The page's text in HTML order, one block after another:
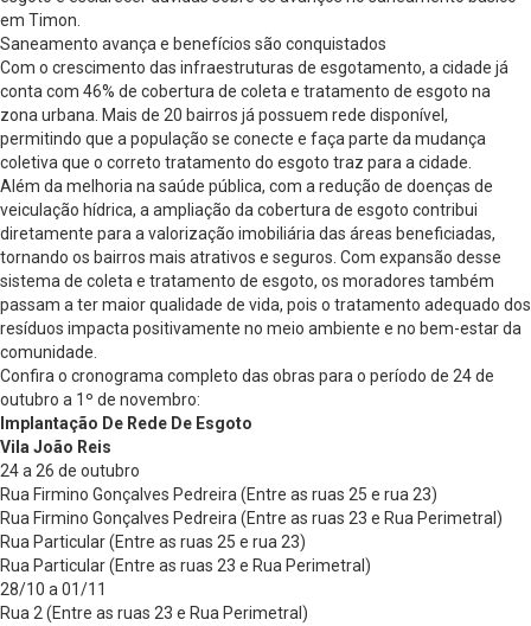
em Timon.
Saneamento avança e benefícios são conquistados
Com o crescimento das infraestruturas de esgotamento, a cidade já
conta com 46% de cobertura de coleta e tratamento de esgoto na
zona urbana. Mais de 20 bairros já possuem rede disponível,
permitindo que a população se conecte e faça parte da mudança
coletiva que o correto tratamento do esgoto traz para a cidade.
Além da melhoria na saúde pública, com a redução de doenças de
veiculação hídrica, a ampliação da cobertura de esgoto contribui
diretamente para a valorização imobiliária das áreas beneficiadas,
tornando os bairros mais atrativos e seguros. Com expansão desse
sistema de coleta e tratamento de esgoto, os moradores também
passam a ter maior qualidade de vida, pois o tratamento adequado dos
resíduos impacta positivamente no meio ambiente e no bem-estar da
comunidade.
Confira o cronograma completo das obras para o período de 24 de
outubro a 1º de novembro:
Implantação De Rede De Esgoto
Vila João Reis
24 a 26 de outubro
Rua Firmino Gonçalves Pedreira (Entre as ruas 25 e rua 23)
Rua Firmino Gonçalves Pedreira (Entre as ruas 23 e Rua Perimetral)
Rua Particular (Entre as ruas 25 e rua 23)
Rua Particular (Entre as ruas 23 e Rua Perimetral)
28/10 a 01/11
Rua 2 (Entre as ruas 23 e Rua Perimetral)